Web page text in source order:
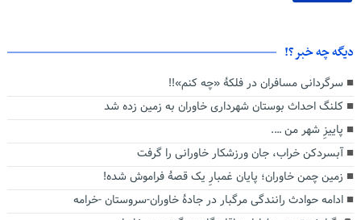
دیگه چه خبر؟!
سرگردانی مسافران در فلکۀ «چه کنم»!!
کلنگ احداث بوستان شهرداری خاوران به زمین زده شد
پاییزِ شهر من ….
آبسردکن خراب، جان ورزشکار خاورانی را گرفت
زمین چمن خاوران؛ پایان غمبارِ یک قصۀ فراموش شده!
ادامه حوادث رانندگی مرگبار در جادۀ خاوران-سروستان -خرامه